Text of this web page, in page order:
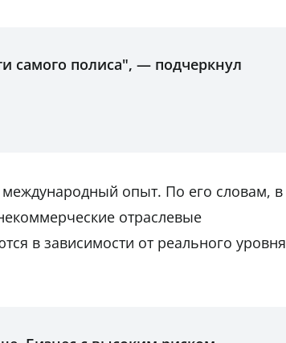
самого полиса", — подчеркнул
опыт. По его словам, в
отраслевые
в зависимости от реального уровня